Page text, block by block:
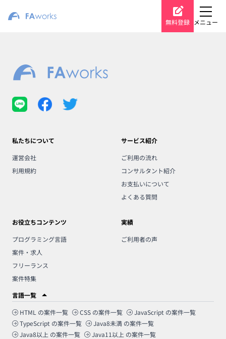
無料登録 メニュー
私たちについて
運営会社
利用規約
サービス紹介
ご利用の流れ
コンサルタント紹介
お支払いについて
よくある質問
お役立ちコンテンツ
プログラミング言語
案件・求人
フリーランス
案件特集
実績
ご利用者の声
言語一覧
HTML の案件一覧 CSS の案件一覧 JavaScript の案件一覧
TypeScript の案件一覧 Java8未満 の案件一覧
Java8以上 の案件一覧 Java11以上 の案件一覧